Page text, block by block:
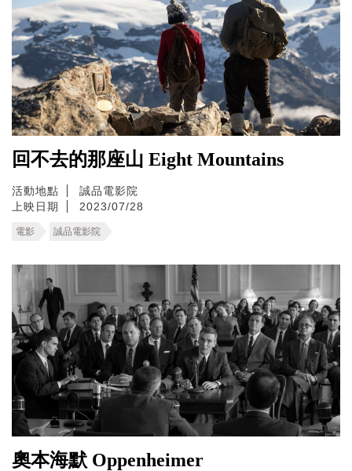
回不去的那座山 Eight Mountains
活動地點
誠品電影院
上映日期
2023/07/28
電影 誠品電影院
奧本海默 Oppenheimer